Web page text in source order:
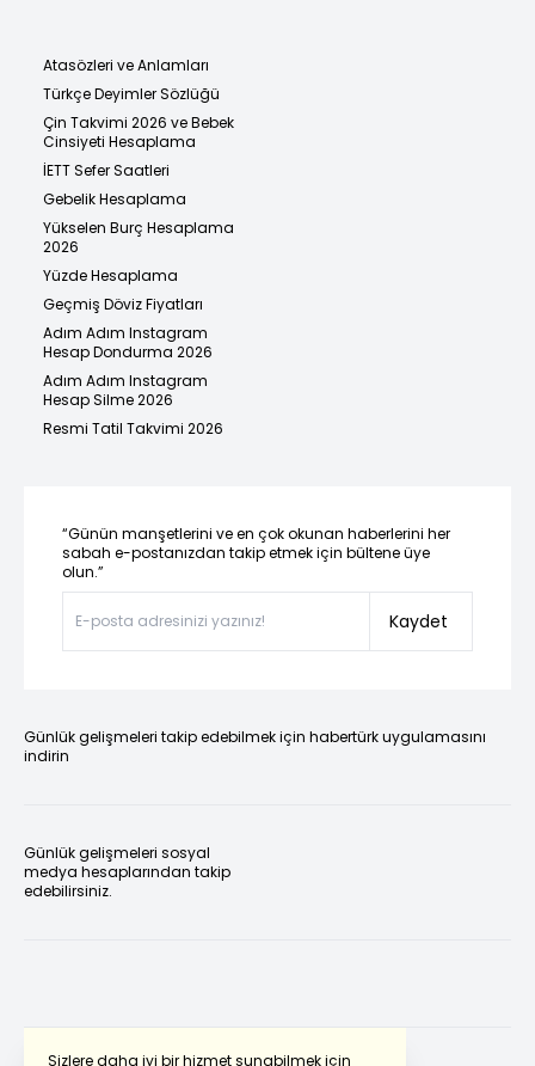
Sizlere daha iyi bir hizmet sunabilmek için
Atasözleri ve Anlamları
Türkçe Deyimler Sözlüğü
Çin Takvimi 2026 ve Bebek
Cinsiyeti Hesaplama
İETT Sefer Saatleri
Gebelik Hesaplama
Yükselen Burç Hesaplama
2026
Yüzde Hesaplama
Geçmiş Döviz Fiyatları
Adım Adım Instagram
Hesap Dondurma 2026
Adım Adım Instagram
Hesap Silme 2026
Resmi Tatil Takvimi 2026
“Günün manşetlerini ve en çok okunan haberlerini her
sabah e-postanızdan takip etmek için bültene üye
olun.”
Kaydet
Günlük gelişmeleri takip edebilmek için habertürk uygulamasını
indirin
Günlük gelişmeleri sosyal
medya hesaplarından takip
edebilirsiniz.